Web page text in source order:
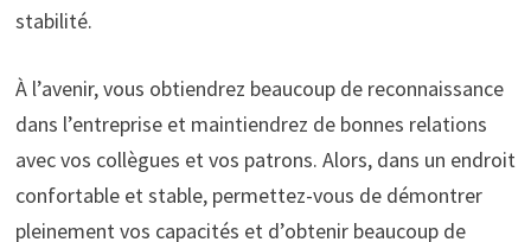
stabilité.
À l’avenir, vous obtiendrez beaucoup de reconnaissance
dans l’entreprise et maintiendrez de bonnes relations
avec vos collègues et vos patrons. Alors, dans un endroit
confortable et stable, permettez-vous de démontrer
pleinement vos capacités et d’obtenir beaucoup de